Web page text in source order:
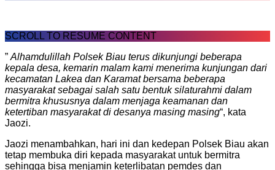
SCROLL TO RESUME CONTENT
” Alhamdulillah Polsek Biau terus dikunjungi beberapa
kepala desa, kemarin malam kami menerima kunjungan dari
kecamatan Lakea dan Karamat bersama beberapa
masyarakat sebagai salah satu bentuk silaturahmi dalam
bermitra khususnya dalam menjaga keamanan dan
ketertiban masyarakat di desanya masing masing“, kata
Jaozi.
Jaozi menambahkan, hari ini dan kedepan Polsek Biau akan
tetap membuka diri kepada masyarakat untuk bermitra
sehingga bisa menjamin keterlibatan pemdes dan